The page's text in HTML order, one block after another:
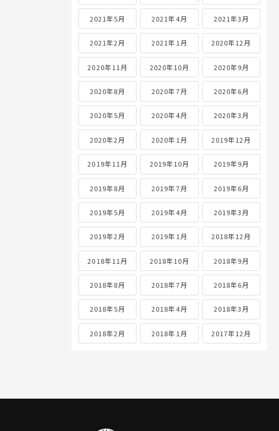
2021年5月 2021年4月 2021年3月
2021年2月 2021年1月 2020年12月
2020年11月 2020年10月 2020年9月
2020年8月 2020年7月 2020年6月
2020年5月 2020年4月 2020年3月
2020年2月 2020年1月 2019年12月
2019年11月 2019年10月 2019年9月
2019年8月 2019年7月 2019年6月
2019年5月 2019年4月 2019年3月
2019年2月 2019年1月 2018年12月
2018年11月 2018年10月 2018年9月
2018年8月 2018年7月 2018年6月
2018年5月 2018年4月 2018年3月
2018年2月 2018年1月 2017年12月